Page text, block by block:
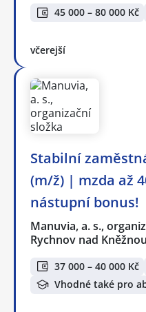
45 000 – 80 000 Kč
včerejší
Stabilní
(m/ž) | mzda až
nástupní bonus!
Manuvia, a. s.,
Rychnov nad Kněžnou
37 000 – 40 000 Kč
Vhodné také pro